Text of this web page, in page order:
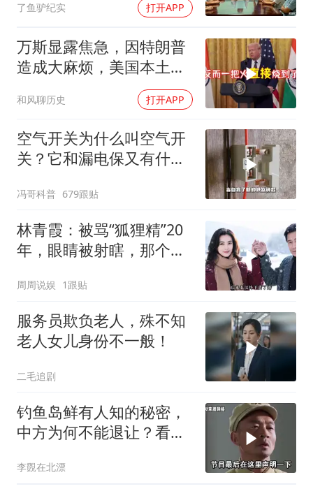
了鱼驴纪实 打开APP
万斯显露焦急，因特朗普
造成大麻烦，美国本土有
和风聊历史 打开APP
空气开关为什么叫空气开
关？它和漏电保又有什么
冯哥科普 679跟贴
林青霞：被骂“狐狸精”20
年，眼睛被射瞎，那个男
钱？”
周周说娱 1跟贴
服务员欺负老人，殊不知
老人女儿身份不一般！
二毛追剧
钓鱼岛鲜有人知的秘密，
中方为何不能退让？看完
李覴在北漂